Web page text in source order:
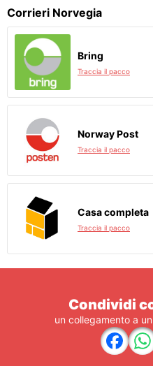
Corrieri Norvegia
Bring
Traccia il pacco
Norway Post
Traccia il pacco
Casa completa
Traccia il pacco
Condividi
un collegamento a